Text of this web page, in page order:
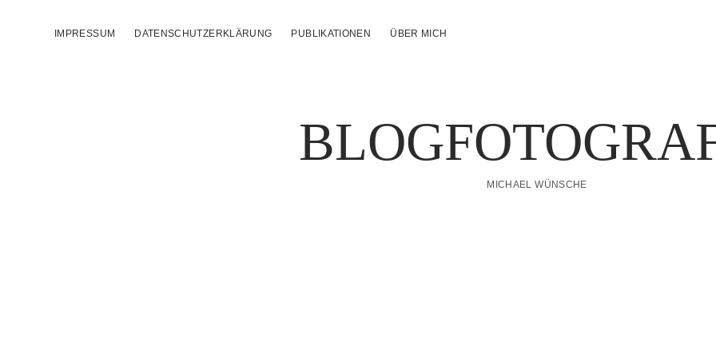
IMPRESSUM DATENSCHUTZERKLÄRUNG PUBLIKATIONEN ÜBER MICH
MICHAEL WÜNSCHE